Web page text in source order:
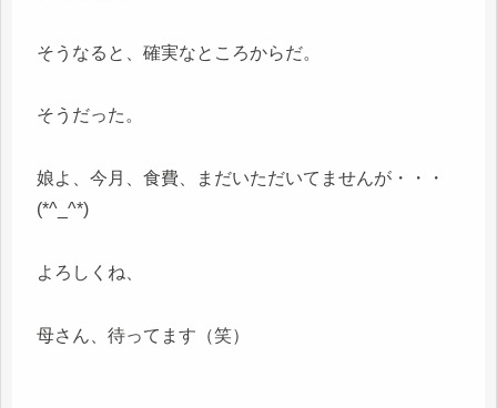
そうなると、確実なところからだ。
そうだった。
娘よ、今月、食費、まだいただいてませんが・・・
(*^_^*)
よろしくね、
母さん、待ってます（笑）